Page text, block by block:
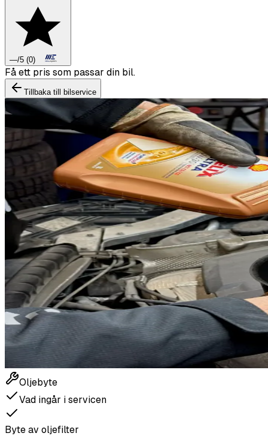
—/5 (0)
Boka däckbyte eller montering inför vintern.
Tillbaka till bilservice
Oljebyte
Vad ingår i servicen
Byte av oljefilter